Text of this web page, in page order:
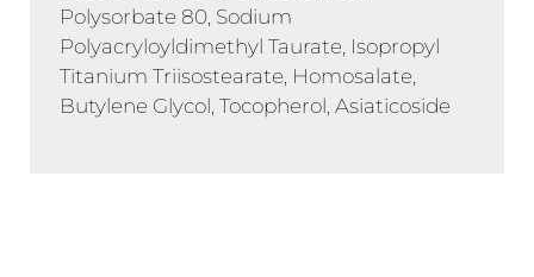
Polysorbate 80, Sodium
Polyacryloyldimethyl Taurate, Isopropyl
Titanium Triisostearate, Homosalate,
Butylene Glycol, Tocopherol, Asiaticoside